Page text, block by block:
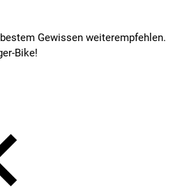
Gewissen weiterempfehlen.
Bike!